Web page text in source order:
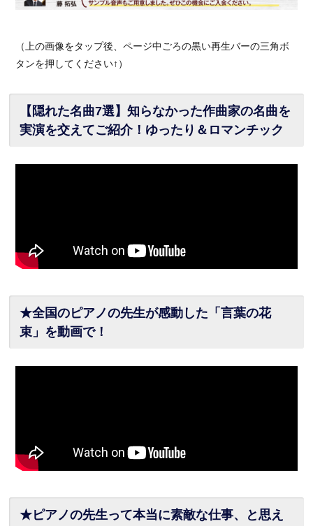
（上の画像をタップ後、ページ中ごろの黒い再生バーの三角ボ
タンを押してください↑）
【隠れた名曲7選】知らなかった作曲家の名曲を
実演を交えてご紹介！ゆったり＆ロマンチック
★全国のピアノの先生が感動した「言葉の花
束」を動画で！
★ピアノの先生って本当に素敵な仕事、と思え